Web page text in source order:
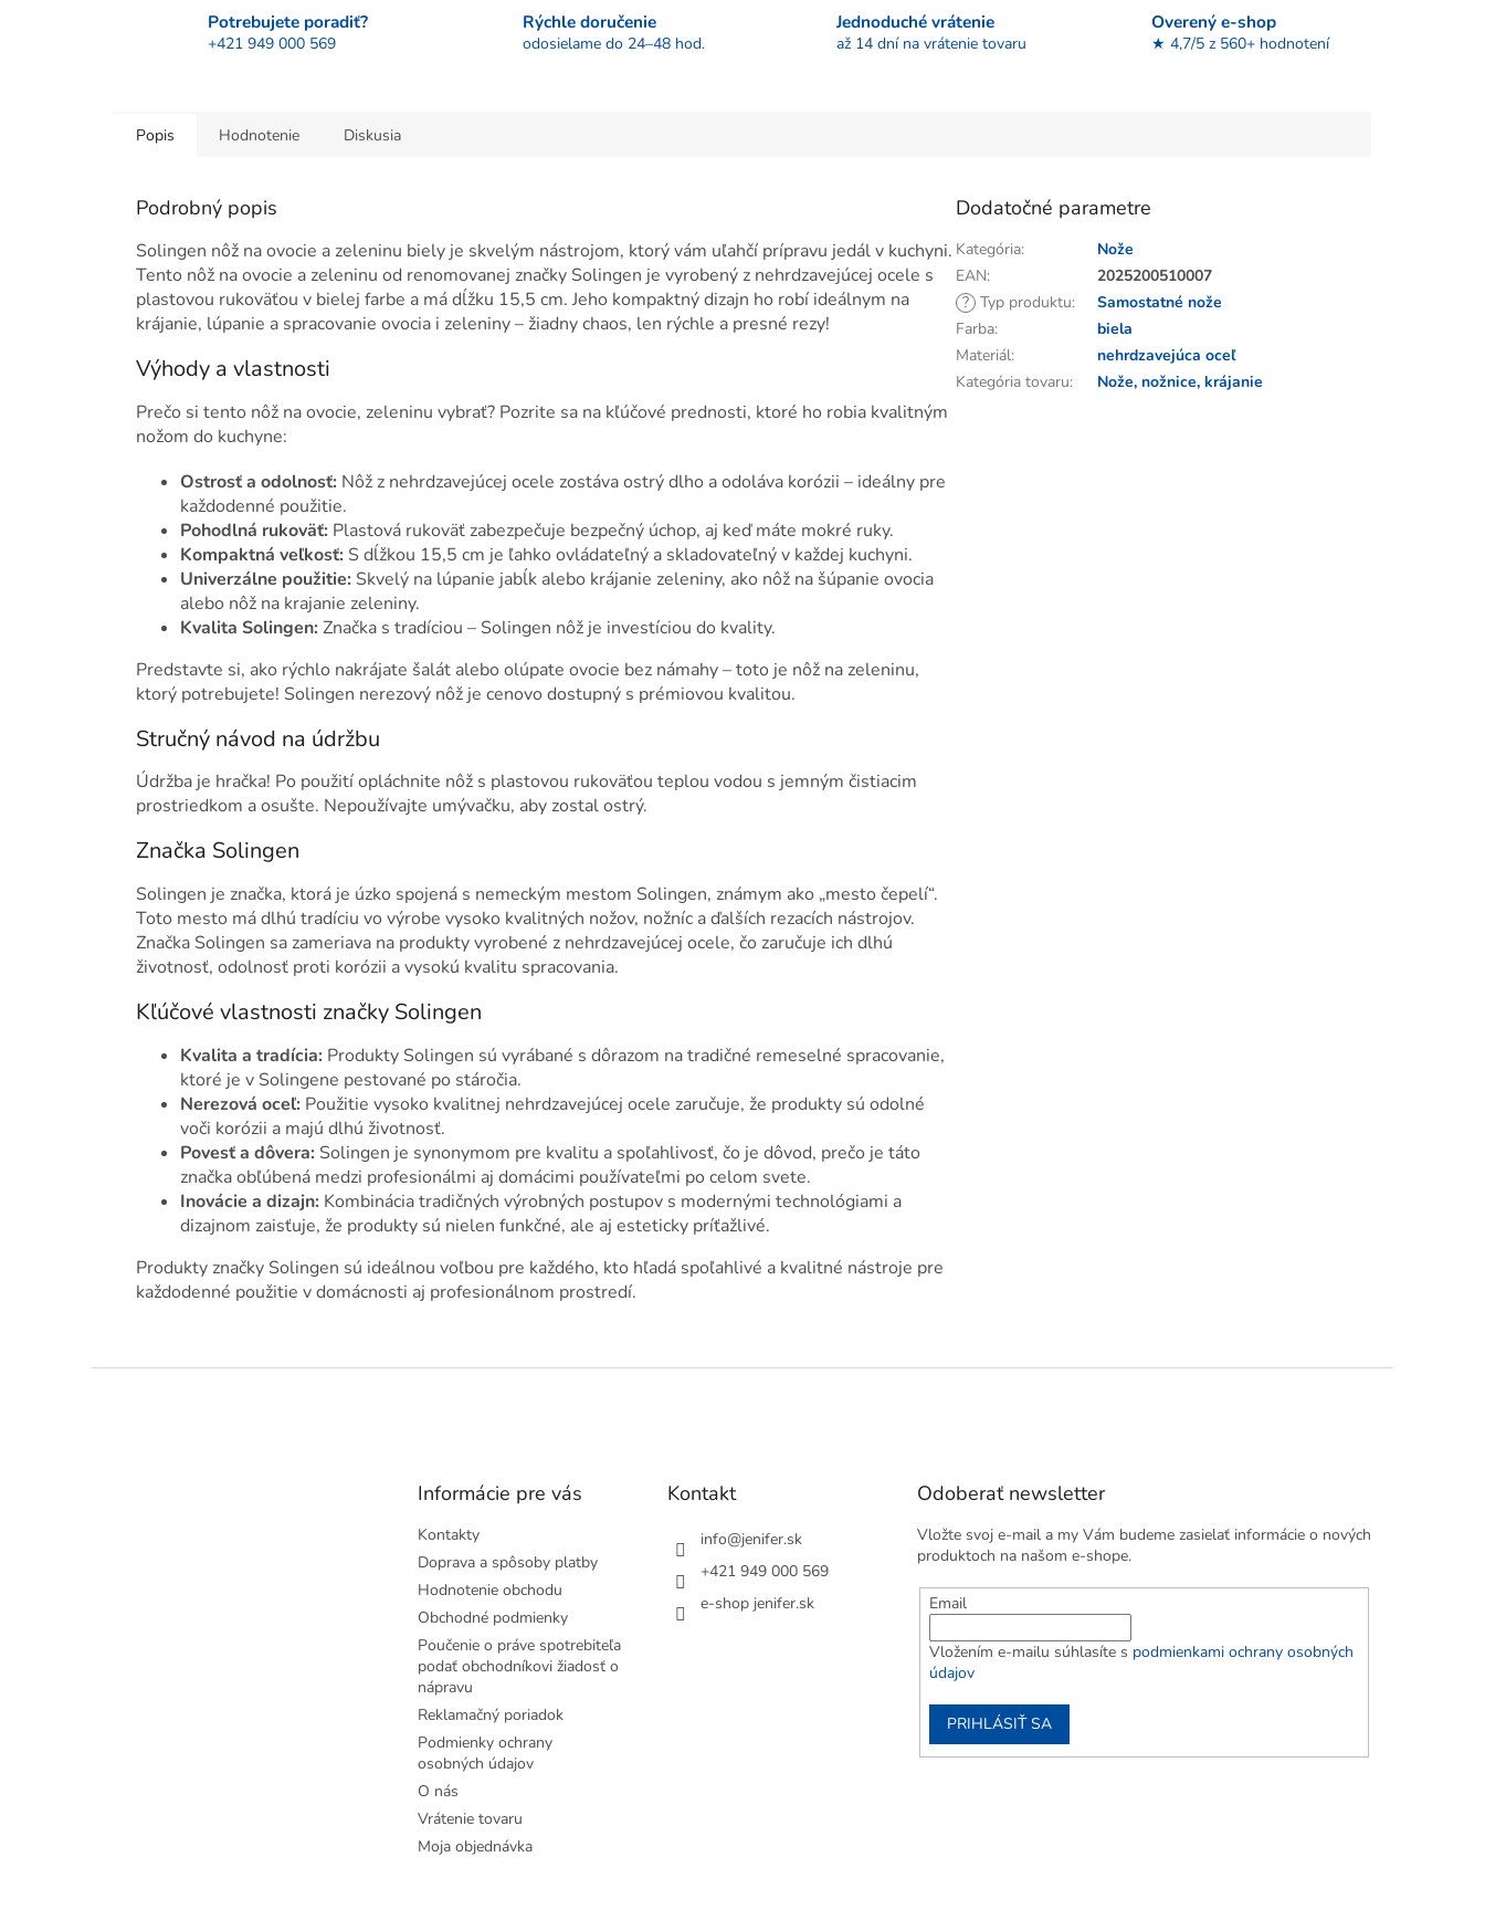
Potrebujete poradiť?
+421 949 000 569
Rýchle doručenie
odosielame do 24–48 hod.
Jednoduché vrátenie
až 14 dní na vrátenie tovaru
Overený e-shop
★ 4,7/5 z 560+ hodnotení
Popis Hodnotenie Diskusia
Podrobný popis
Solingen nôž na ovocie a zeleninu biely je skvelým nástrojom, ktorý vám uľahčí prípravu jedál v kuchyni.
Tento nôž na ovocie a zeleninu od renomovanej značky Solingen je vyrobený z nehrdzavejúcej ocele s
plastovou rukoväťou v bielej farbe a má dĺžku 15,5 cm. Jeho kompaktný dizajn ho robí ideálnym na
krájanie, lúpanie a spracovanie ovocia i zeleniny – žiadny chaos, len rýchle a presné rezy!
Výhody a vlastnosti
Prečo si tento nôž na ovocie, zeleninu vybrať? Pozrite sa na kľúčové prednosti, ktoré ho robia kvalitným
nožom do kuchyne:
Ostrosť a odolnosť: Nôž z nehrdzavejúcej ocele zostáva ostrý dlho a odoláva korózii – ideálny pre
každodenné použitie.
Pohodlná rukoväť: Plastová rukoväť zabezpečuje bezpečný úchop, aj keď máte mokré ruky.
Kompaktná veľkosť: S dĺžkou 15,5 cm je ľahko ovládateľný a skladovateľný v každej kuchyni.
Univerzálne použitie: Skvelý na lúpanie jabĺk alebo krájanie zeleniny, ako nôž na šúpanie ovocia
alebo nôž na krajanie zeleniny.
Kvalita Solingen: Značka s tradíciou – Solingen nôž je investíciou do kvality.
Predstavte si, ako rýchlo nakrájate šalát alebo olúpate ovocie bez námahy – toto je nôž na zeleninu,
ktorý potrebujete! Solingen nerezový nôž je cenovo dostupný s prémiovou kvalitou.
Stručný návod na údržbu
Údržba je hračka! Po použití opláchnite nôž s plastovou rukoväťou teplou vodou s jemným čistiacim
prostriedkom a osušte. Nepoužívajte umývačku, aby zostal ostrý.
Značka Solingen
Solingen je značka, ktorá je úzko spojená s nemeckým mestom Solingen, známym ako „mesto čepelí“.
Toto mesto má dlhú tradíciu vo výrobe vysoko kvalitných nožov, nožníc a ďalších rezacích nástrojov.
Značka Solingen sa zameriava na produkty vyrobené z nehrdzavejúcej ocele, čo zaručuje ich dlhú
životnosť, odolnosť proti korózii a vysokú kvalitu spracovania.
Kľúčové vlastnosti značky Solingen
Kvalita a tradícia: Produkty Solingen sú vyrábané s dôrazom na tradičné remeselné spracovanie,
ktoré je v Solingene pestované po stáročia.
Nerezová oceľ: Použitie vysoko kvalitnej nehrdzavejúcej ocele zaručuje, že produkty sú odolné
voči korózii a majú dlhú životnosť.
Povesť a dôvera: Solingen je synonymom pre kvalitu a spoľahlivosť, čo je dôvod, prečo je táto
značka obľúbená medzi profesionálmi aj domácimi používateľmi po celom svete.
Inovácie a dizajn: Kombinácia tradičných výrobných postupov s modernými technológiami a
dizajnom zaisťuje, že produkty sú nielen funkčné, ale aj esteticky príťažlivé.
Produkty značky Solingen sú ideálnou voľbou pre každého, kto hľadá spoľahlivé a kvalitné nástroje pre
každodenné použitie v domácnosti aj profesionálnom prostredí.
Dodatočné parametre
Kategória:
Nože
EAN:
2025200510007
? Typ produktu:
Samostatné nože
Farba:
biela
Materiál:
nehrdzavejúca oceľ
Kategória tovaru: Nože, nožnice, krájanie
Informácie pre vás
Kontakty
Doprava a spôsoby platby
Hodnotenie obchodu
Obchodné podmienky
Poučenie o práve spotrebiteľa
podať obchodníkovi žiadosť o
nápravu
Reklamačný poriadok
Podmienky ochrany
osobných údajov
O nás
Vrátenie tovaru
Moja objednávka
Kontakt
info@jenifer.sk
+421 949 000 569
e-shop jenifer.sk
Odoberať newsletter
Vložte svoj e-mail a my Vám budeme zasielať informácie o nových
produktoch na našom e-shope.
Email
Vložením e-mailu súhlasíte s podmienkami ochrany osobných
údajov
PRIHLÁSIŤ SA